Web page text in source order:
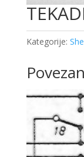
Kategorije: